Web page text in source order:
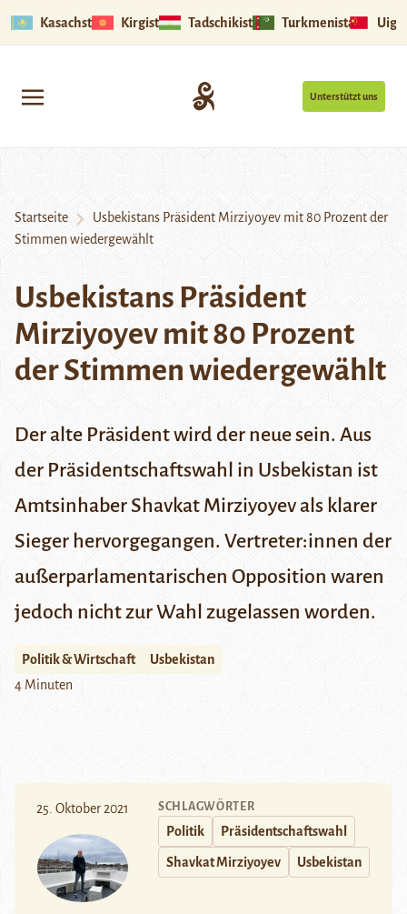
Kasachstan Kirgistan Tadschikistan Turkmenistan
Unterstützt uns
Startseite
Usbekistans Präsident Mirziyoyev mit 80 Prozent der
Stimmen wiedergewählt
Usbekistans Präsident
Mirziyoyev mit 80 Prozent
der Stimmen wiedergewählt
Der alte Präsident wird der neue sein. Aus
der Präsidentschaftswahl in Usbekistan ist
Amtsinhaber Shavkat Mirziyoyev als klarer
Sieger hervorgegangen. Vertreter:innen der
außerparlamentarischen Opposition waren
jedoch nicht zur Wahl zugelassen worden.
Politik & Wirtschaft
Usbekistan
4 Minuten
25. Oktober 2021 SCHLAGWÖRTER
Politik Präsidentschaftswahl
Shavkat Mirziyoyev Usbekistan